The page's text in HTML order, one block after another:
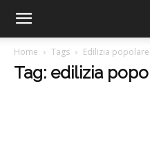
Home Tags Edilizia popolare
Tag: edilizia